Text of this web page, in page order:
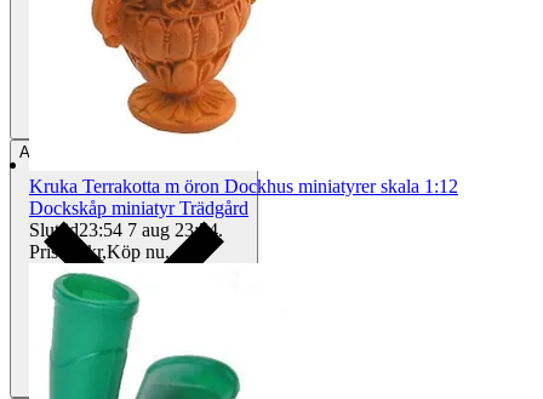
Avhämtning
Kruka Terrakotta m öron Dockhus miniatyrer skala 1:12
Dockskåp miniatyr Trädgård
Sluttid23:54 7 aug 23:54.
Pris:
26 kr,Köp nu.